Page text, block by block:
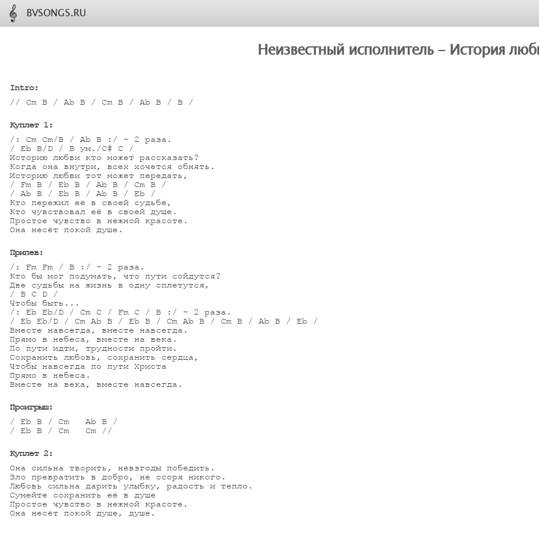
BVSONGS.RU
Неизвестный исполнитель - История
Intro:
// Cm B / Ab B / Cm B / Ab B / B /
Куплет 1:
/: Cm Cm/B / Ab B :/ - 2 раза.
/ Eb B/D / B ум./С# C /
Историю любви кто может рассказать?
Когда она внутри, всех хочется обнять.
Историю любви тот может передать,
/ Fm B / Eb B / Ab B / Cm B /
/ Ab B / Eb B / Ab B / Eb /
Кто пережил её в своей судьбе,
Кто чувствовал её в своей душе.
Простое чувство в нежной красоте.
Она несёт покой душе.
Припев:
/: Fm Fm / B :/ - 2 раза.
Кто бы мог подумать, что пути сойдутся?
Две судьбы на жизнь в одну сплетутся,
/ B C D /
Чтобы быть...
/: Eb Eb/D / Cm C / Fm C / B :/ - 2 раза.
/ Eb Eb/D / Cm Ab B / Eb B / Cm Ab B / Cm B / Ab B / Eb /
Вместе навсегда, вместе навсегда.
Прямо в небеса, вместе на века.
По пути идти, трудности пройти.
Сохранить любовь, сохранить сердца,
Чтобы навсегда по пути Христа
Прямо в небеса.
Вместе на века, вместе навсегда.
Проигрыш:
/ Eb B / Cm   Ab B /
/ Eb B / Cm   Cm //
Куплет 2:
Она сильна творить, невзгоды победить.
Зло превратить в добро, не ссоря никого.
Любовь сильна дарить улыбку, радость и тепло.
Сумейте сохранить её в душе
Простое чувство в нежной красоте.
Она несёт покой душе, душе.